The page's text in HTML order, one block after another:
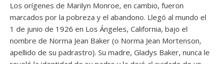
Los orígenes de Marilyn Monroe, en cambio, fueron
marcados por la pobreza y el abandono. Llegó al mundo el
1 de junio de 1926 en Los Ángeles, California, bajo el
nombre de Norma Jean Baker (o Norma Jean Mortenson,
apellido de su padrastro). Su madre, Gladys Baker, nunca le